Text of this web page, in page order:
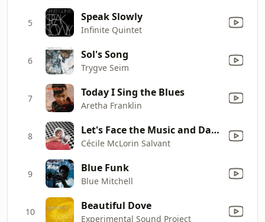
5 Speak Slowly
Infinite Quintet
6 Sol's Song
Trygve Seim
7 Today I Sing the Blues
Aretha Franklin
8 Let's Face the Music and Dance
Cécile McLorin Salvant
9 Blue Funk
Blue Mitchell
10 Beautiful Dove
Experimental Sound Project